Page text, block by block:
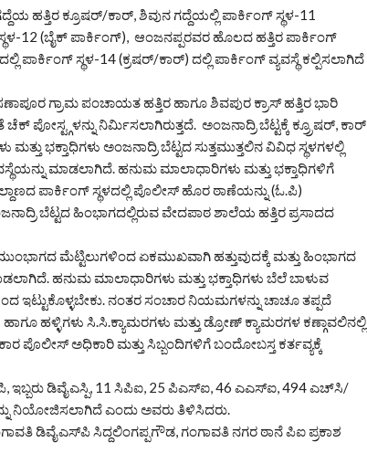
ಹತ್ತಿರ ಕ್ರೂಷರ್/ಕಾರ್, ಶಿವುನ ಗದ್ದೆಯಲ್ಲಿ ಪಾರ್ಕಿಂಗ್ ಸ್ಥಳ-11
12 (ಬೈಕ್ ಪಾರ್ಕಿಂಗ್), ಆಂಜನಪ್ಪರವರ ಹೊಲದ ಹತ್ತಿರ ಪಾರ್ಕಿಂಗ್
ಪಾರ್ಕಿಂಗ್ ಸ್ಥಳ-14 (ಕ್ರಷರ್/ಕಾರ್) ದಲ್ಲಿ ಪಾರ್ಕಿಂಗ್ ವ್ಯವಸ್ಥೆ ಕಲ್ಪಿಸಲಾಗಿದೆ
ಗ್ರಾಮ ಪಂಚಾಯತ ಹತ್ತಿರ ಹಾಗೂ ಶಿವಪುರ ಕ್ರಾಸ್ ಹತ್ತಿರ ಭಾರಿ
ಪೋಸ್ಟ್ಗಳನ್ನು ನಿರ್ಮಿಸಲಾಗಿರುತ್ತದೆ. ಅಂಜನಾದ್ರಿ ಬೆಟ್ಟಕ್ಕೆ ಕ್ರ‍್ರೂಷರ್, ಕಾರ್
ಭಕ್ತಾಧಿಗಳು ಅಂಜನಾದ್ರಿ ಬೆಟ್ಟದ ಸುತ್ತಮುತ್ತಲಿನ ವಿವಿಧ ಸ್ಥಳಗಳಲ್ಲಿ
ಮಾಡಲಾಗಿದೆ. ಹನುಮ ಮಾಲಾಧಾರಿಗಳು ಮತ್ತು ಭಕ್ತಾಧಿಗಳಿಗೆ
ಪಾರ್ಕಿಂಗ್ ಸ್ಥಳದಲ್ಲಿ ಪೊಲೀಸ್ ಹೊರ ಠಾಣೆಯನ್ನು (ಓ.ಪಿ)
ಬೆಟ್ಟದ ಹಿಂಭಾಗದಲ್ಲಿರುವ ವೇದಪಾಠ ಶಾಲೆಯ ಹತ್ತಿರ ಪ್ರಸಾದದ
ಮೆಟ್ಟಿಲುಗಳಿಂದ ಏಕಮುಖವಾಗಿ ಹತ್ತುವುದಕ್ಕೆ ಮತ್ತು ಹಿಂಭಾಗದ
ಹನುಮ ಮಾಲಾಧಾರಿಗಳು ಮತ್ತು ಭಕ್ತಾಧಿಗಳು ಬೆಲೆ ಬಾಳುವ
ಇಟ್ಟುಕೊಳ್ಳಬೇಕು. ನಂತರ ಸಂಚಾರ ನಿಯಮಗಳನ್ನು ಚಾಚೂ ತಪ್ಪದೆ
ಹಾಗೂ ಹಳ್ಳಿಗಳು ಸಿ.ಸಿ.ಕ್ಯಾಮರಗಳು ಮತ್ತು ಡ್ರೋಣ್ ಕ್ಯಾಮರಗಳ ಕಣ್ಗಾವಲಿನಲ್ಲಿ
ಪೊಲೀಸ್ ಅಧಿಕಾರಿ ಮತ್ತು ಸಿಬ್ಬಂದಿಗಳಿಗೆ ಬಂದೋಬಸ್ತ ಕರ್ತವ್ಯಕ್ಕೆ
ಇಬ್ಬರು ಡಿವೈಎಸ್ಪಿ, 11 ಸಿಪಿಐ, 25 ಪಿಎಸ್‌ಐ, 46 ಎಎಸ್‌ಐ, 494 ಎಚ್‌ಸಿ/
ನಿಯೋಜಿಸಲಾಗಿದೆ ಎಂದು ಅವರು ತಿಳಿಸಿದರು.
ಡಿವೈಎಸ್‌ಪಿ ಸಿದ್ದಲಿಂಗಪ್ಪಗೌಡ, ಗಂಗಾವತಿ ನಗರ ಠಾನೆ ಪಿಐ ಪ್ರಕಾಶ